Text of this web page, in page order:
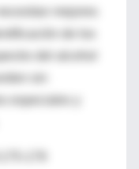
especiales y